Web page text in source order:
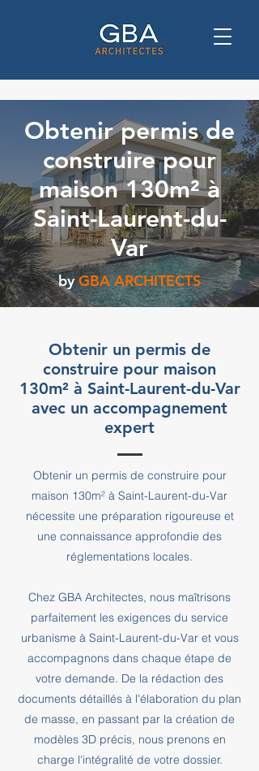
Obtenir permis de
construire pour
maison 130m² à
Saint-Laurent-du-
Var
by GBA ARCHITECTS
Obtenir un permis de
construire pour maison
130m² à Saint-Laurent-du-Var
avec un accompagnement
expert
Obtenir un permis de construire pour
maison 130m² à Saint-Laurent-du-Var
nécessite une préparation rigoureuse et
une connaissance approfondie des
réglementations locales.
Chez GBA Architectes, nous maîtrisons
parfaitement les exigences du service
urbanisme à Saint-Laurent-du-Var et vous
accompagnons dans chaque étape de
votre demande. De la rédaction des
documents détaillés à l'élaboration du plan
de masse, en passant par la création de
modèles 3D précis, nous prenons en
charge l'intégralité de votre dossier.